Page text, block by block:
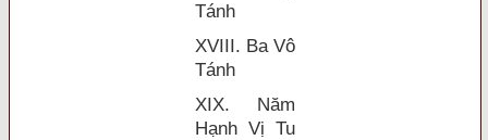
Tánh
XVIII. Ba Vô
Tánh
XIX. Năm
Hạnh Vị Tu